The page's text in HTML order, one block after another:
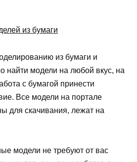
из бумаги
из бумаги и
найти модели на любой вкус, на
с бумагой принести
Все модели на портале
для скачивания, лежат на
модели не требуют от вас